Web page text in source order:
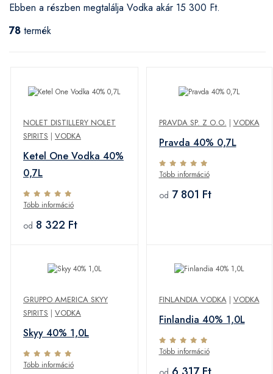
Ebben a részben megtalálja Vodka akár 15 300 Ft.
78 termék
NOLET DISTILLERY NOLET
SPIRITS | VODKA
Ketel One Vodka 40%
0,7L
Több információ
od 8 322 Ft
PRAVDA SP. Z O.O. | VODKA
Pravda 40% 0,7L
Több információ
od 7 801 Ft
GRUPPO AMERICA SKYY
SPIRITS | VODKA
Skyy 40% 1,0L
Több információ
FINLANDIA VODKA| VODKA
Finlandia 40% 1,0L
Több információ